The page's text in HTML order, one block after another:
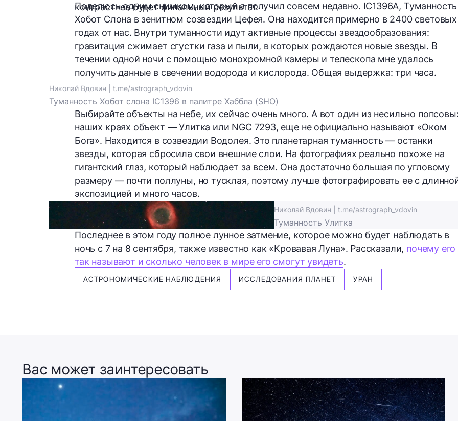
контрастнее будет финальный результат.
Поделюсь одним снимком, который я получил совсем недавно. IC1396A, Туманность
Хобот Слона в зенитном созвездии Цефея. Она находится примерно в 2400 световых
годах от нас. Внутри туманности идут активные процессы звездообразования:
гравитация сжимает сгустки газа и пыли, в которых рождаются новые звезды. В
течении одной ночи с помощью монохромной камеры и телескопа мне удалось
получить данные в свечении водорода и кислорода. Общая выдержка: три часа.
Николай Вдовин | t.me/astrograph_vdovin
Туманность Хобот слона IC1396 в палитре Хаббла (SHO)
Выбирайте объекты на небе, их сейчас очень много. А вот один из несильно
наших краях объект — Улитка или NGC 7293, еще не официально называют «Оком
Бога». Находится в созвездии Водолея. Это планетарная туманность — останки
звезды, которая сбросила свои внешние слои. На фотографиях реально похоже на
гигантский глаз, который наблюдает за всем. Она достаточно большая по угловому
размеру — почти поллуны, но тусклая, поэтому лучше фотографировать ее с
экспозицией и много часов.
Николай Вдовин | t.me/astrograph_vdovin
Туманность Улитка
Последнее в этом году полное лунное затмение, которое можно будет наблюдать в
ночь с 7 на 8 сентября, также известно как «Кровавая Луна». Рассказали, почему его
так называют и сколько человек в мире его смогут увидеть.
АСТРОНОМИЧЕСКИЕ НАБЛЮДЕНИЯ ИССЛЕДОВАНИЯ ПЛАНЕТ УРАН
Вас может заинтересовать